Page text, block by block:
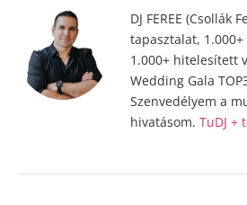
DJ FEREE (Csollák
tapasztalat,
1.000+ hitelesített
Wedding Gala
Szenvedélyem a
hivatásom. TuDJ +